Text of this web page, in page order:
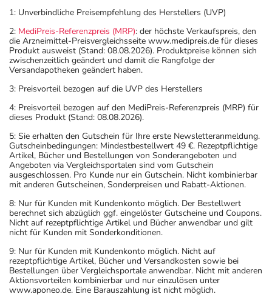
1: Unverbindliche Preisempfehlung des Herstellers (UVP)
2: MediPreis-Referenzpreis (MRP): der höchste Verkaufspreis, den
die Arzneimittel-Preisvergleichsseite www.medipreis.de für dieses
Produkt ausweist (Stand: 08.08.2026). Produktpreise können sich
zwischenzeitlich geändert und damit die Rangfolge der
Versandapotheken geändert haben.
3: Preisvorteil bezogen auf die UVP des Herstellers
4: Preisvorteil bezogen auf den MediPreis-Referenzpreis (MRP) für
dieses Produkt (Stand: 08.08.2026).
5: Sie erhalten den Gutschein für Ihre erste Newsletteranmeldung.
Gutscheinbedingungen: Mindestbestellwert 49 €. Rezeptpflichtige
Artikel, Bücher und Bestellungen von Sonderangeboten und
Angeboten via Vergleichsportalen sind vom Gutschein
ausgeschlossen. Pro Kunde nur ein Gutschein. Nicht kombinierbar
mit anderen Gutscheinen, Sonderpreisen und Rabatt-Aktionen.
8: Nur für Kunden mit Kundenkonto möglich. Der Bestellwert
berechnet sich abzüglich ggf. eingelöster Gutscheine und Coupons.
Nicht auf rezeptpflichtige Artikel und Bücher anwendbar und gilt
nicht für Kunden mit Sonderkonditionen.
9: Nur für Kunden mit Kundenkonto möglich. Nicht auf
rezeptpflichtige Artikel, Bücher und Versandkosten sowie bei
Bestellungen über Vergleichsportale anwendbar. Nicht mit anderen
Aktionsvorteilen kombinierbar und nur einzulösen unter
www.aponeo.de. Eine Barauszahlung ist nicht möglich.